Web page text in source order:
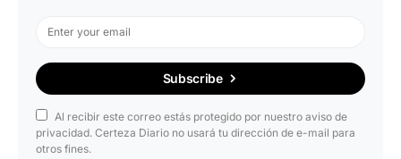
Subscribe
Al recibir este correo estás protegido por nuestro aviso de
privacidad. Certeza Diario no usará tu dirección de e-mail para
otros fines.